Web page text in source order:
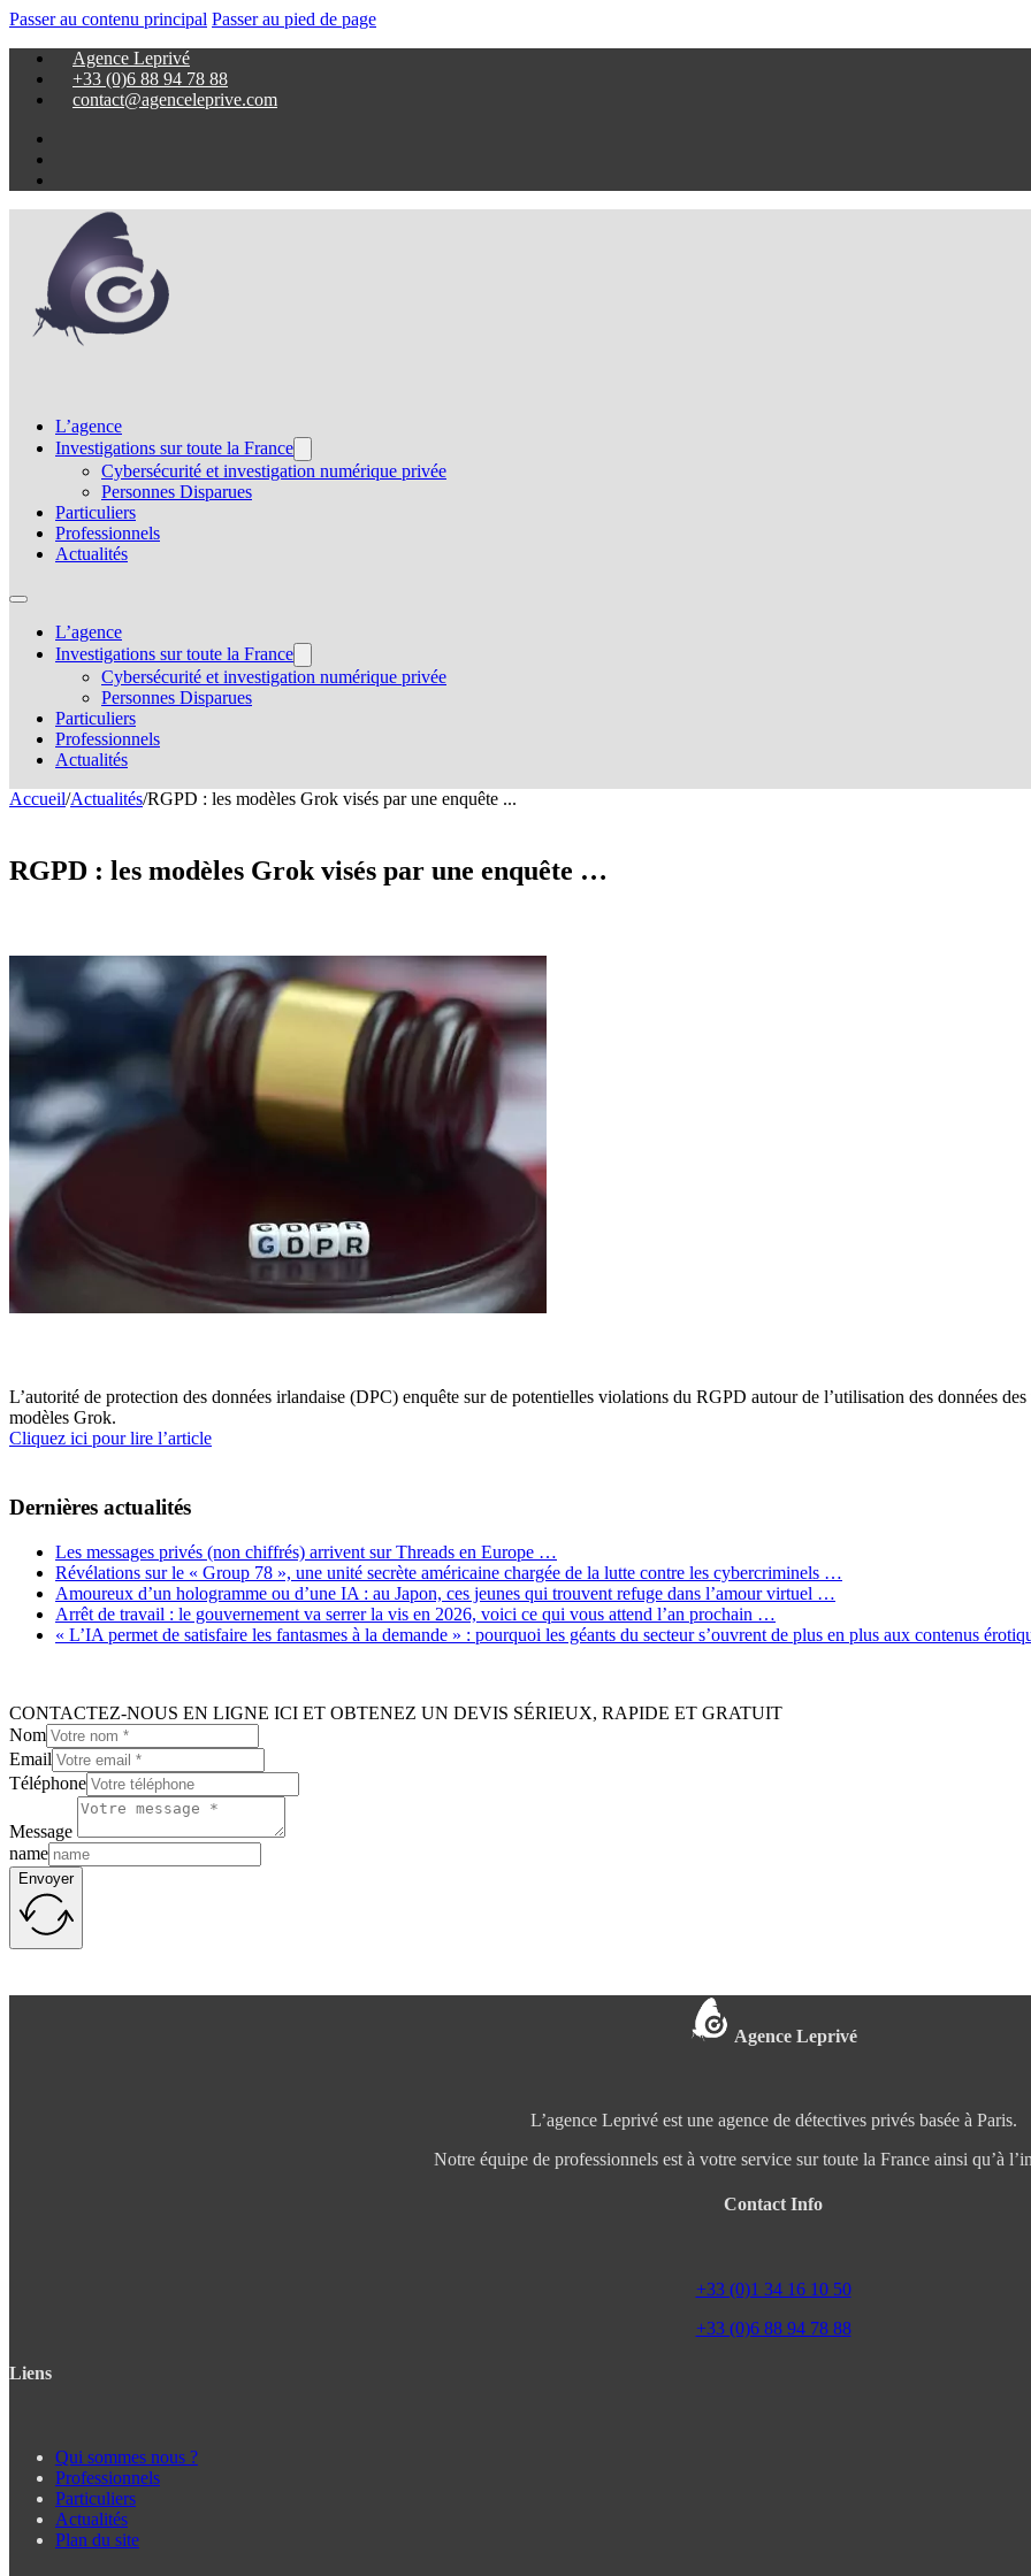
Passer au contenu principal Passer au pied de page
Agence Leprivé
+33 (0)6 88 94 78 88
contact@agenceleprive.com
L’agence
Investigations sur toute la France
Cybersécurité et investigation numérique privée
Personnes Disparues
Particuliers
Professionnels
Actualités
L’agence
Investigations sur toute la France
Cybersécurité et investigation numérique privée
Personnes Disparues
Particuliers
Professionnels
Actualités
Accueil/Actualités/RGPD : les modèles Grok visés par une enquête ...
RGPD : les modèles Grok visés par une enquête …
L’autorité de protection des données irlandaise (DPC) enquête sur de potentielles violations du RGPD autour de l’utilisation des données
modèles Grok.
Cliquez ici pour lire l’article
Dernières actualités
Les messages privés (non chiffrés) arrivent sur Threads en Europe …
Révélations sur le « Group 78 », une unité secrète américaine chargée de la lutte contre les cybercriminels …
Amoureux d’un hologramme ou d’une IA : au Japon, ces jeunes qui trouvent refuge dans l’amour virtuel …
Arrêt de travail : le gouvernement va serrer la vis en 2026, voici ce qui vous attend l’an prochain …
« L’IA permet de satisfaire les fantasmes à la demande » : pourquoi les géants du secteur s’ouvrent de plus en plus aux contenus
CONTACTEZ-NOUS EN LIGNE ICI ET OBTENEZ UN DEVIS SÉRIEUX, RAPIDE ET GRATUIT
Nom
Email
Téléphone
Message
name
Envoyer
Agence Leprivé
L’agence Leprivé est une agence de détectives privés basée à Paris.
Notre équipe de professionnels est à votre service sur toute la France ainsi qu’à
Contact Info
+33 (0)1 34 16 10 50
+33 (0)6 88 94 78 88
Liens
Qui sommes nous ?
Professionnels
Particuliers
Actualités
Plan du site